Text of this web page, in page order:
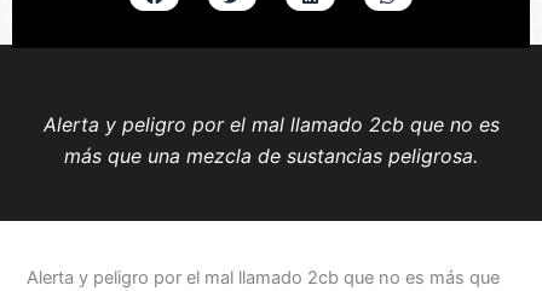
Alerta y peligro por el mal llamado 2cb que no es
más que una mezcla de sustancias peligrosa.
Alerta y peligro por el mal llamado 2cb que no es más que